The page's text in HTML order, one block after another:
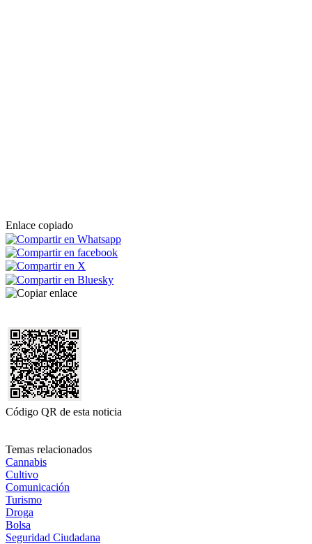
Enlace copiado
Código QR de esta noticia
Temas relacionados
Cannabis
Cultivo
Comunicación
Turismo
Droga
Bolsa
Seguridad Ciudadana